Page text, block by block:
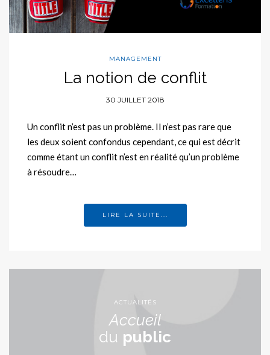
MANAGEMENT
La notion de conflit
30 JUILLET 2018
Un conflit n’est pas un problème. Il n’est pas rare que
les deux soient confondus cependant, ce qui est décrit
comme étant un conflit n’est en réalité qu’un problème
à résoudre…
LIRE LA SUITE...
ACTUALITÉS
Accueil
du public